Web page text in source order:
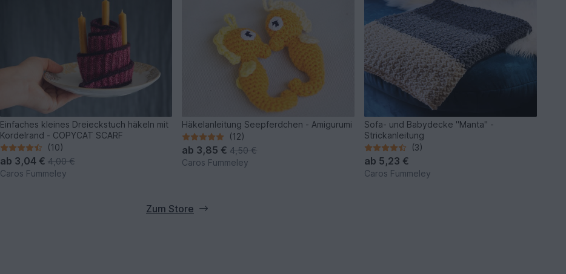
Einfaches kleines Dreieckstuch häkeln mit
Kordelrand - COPYCAT SCARF
(10)
ab 3,04 € 4,00 €
Caros Fummeley
Häkelanleitung Seepferdchen - Amigurumi
(12)
ab 3,85 € 4,50 €
Caros Fummeley
Sofa- und Babydecke "Manta" -
Strickanleitung
(3)
ab 5,23 €
Caros Fummeley
Zum Store